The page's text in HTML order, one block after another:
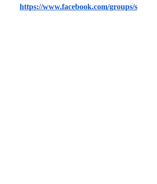
https://www.facebook.com/groups/s